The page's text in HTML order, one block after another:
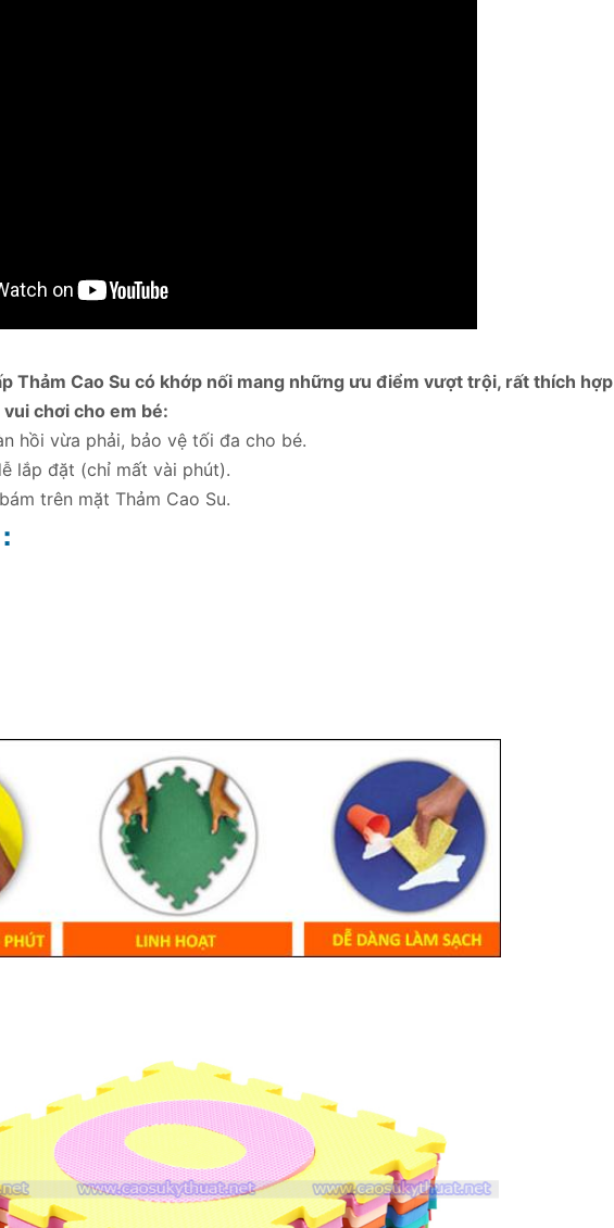
Thảm Cao Su có khớp nối mang những ưu điểm vượt trội, rất thích hợp
chơi cho em bé:
hồi vừa phải, bảo vệ tối đa cho bé.
lắp đặt (chỉ mất vài phút).
trên mặt Thảm Cao Su.